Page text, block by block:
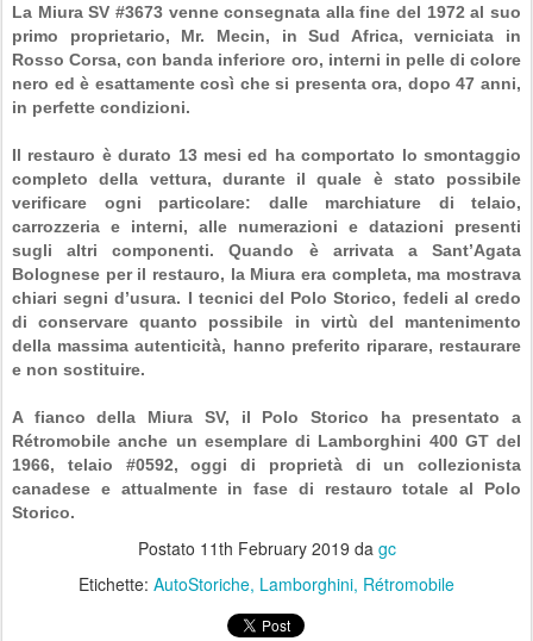
La Miura SV #3673 venne consegnata alla fine del 1972 al suo
primo proprietario, Mr. Mecin, in Sud Africa, verniciata in
Rosso Corsa, con banda inferiore oro, interni in pelle di colore
nero ed è esattamente così che si presenta ora, dopo 47 anni,
in perfette condizioni.
Il restauro è durato 13 mesi ed ha comportato lo smontaggio
completo della vettura, durante il quale è stato possibile
verificare ogni particolare: dalle marchiature di telaio,
carrozzeria e interni, alle numerazioni e datazioni presenti
sugli altri componenti. Quando è arrivata a Sant’Agata
Bolognese per il restauro, la Miura era completa, ma mostrava
chiari segni d’usura. I tecnici del Polo Storico, fedeli al credo
di conservare quanto possibile in virtù del mantenimento
della massima autenticità, hanno preferito riparare, restaurare
e non sostituire.
A fianco della Miura SV, il Polo Storico ha presentato a
Rétromobile anche un esemplare di Lamborghini 400 GT del
1966, telaio #0592, oggi di proprietà di un collezionista
canadese e attualmente in fase di restauro totale al Polo
Storico.
Postato 11th February 2019 da gc
Etichette: AutoStoriche Lamborghini Rétromobile